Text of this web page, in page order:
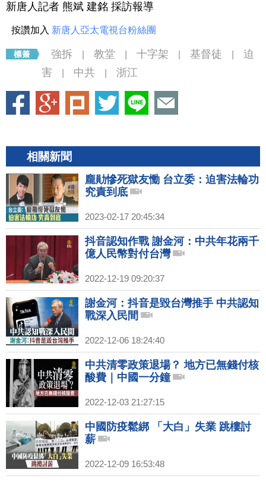
新唐人記者 熊斌 建銘 採訪報導
按讚加入 新唐人亞太電視台粉絲團
強拆 教堂 十字架 基督徒
迫
害
中共 浙江
相關新聞
龐勛慘死獄友慟 台立委：迫害法輪功
究責到底
2023-02-17 20:45:34
抖音認知作戰 謝金河：中共年花兩千
億人民幣對付台灣
2022-12-19 09:20:37
謝金河：抖音是毀台灣推手 中共認知
戰深入民間
2022-12-06 18:24:40
中共清零政策退場？ 地方已無錢付核
酸費｜中國一分鐘
2022-12-03 21:27:15
中國防疫鬆綁 「大白」失業 跳樓討
薪
2022-12-09 16:53:48